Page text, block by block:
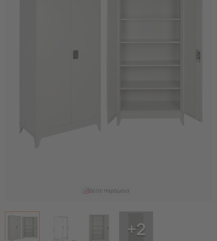
Δείτε παρόμοια
+2